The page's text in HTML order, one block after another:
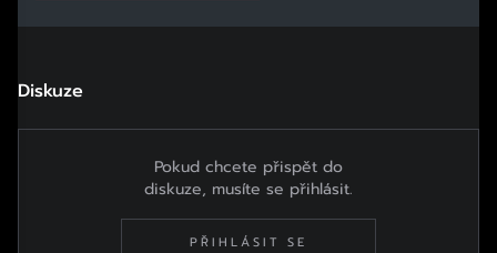
Diskuze
Pokud chcete přispět do
diskuze, musíte se přihlásit.
PŘIHLÁSIT SE